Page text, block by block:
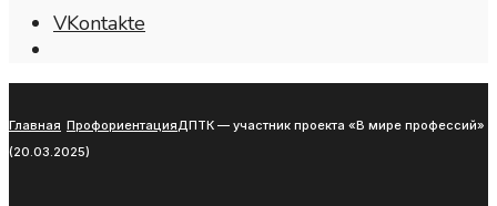
VKontakte
Главная ПрофориентацияДПТК — участник проекта «В мире профессий»
(20.03.2025)